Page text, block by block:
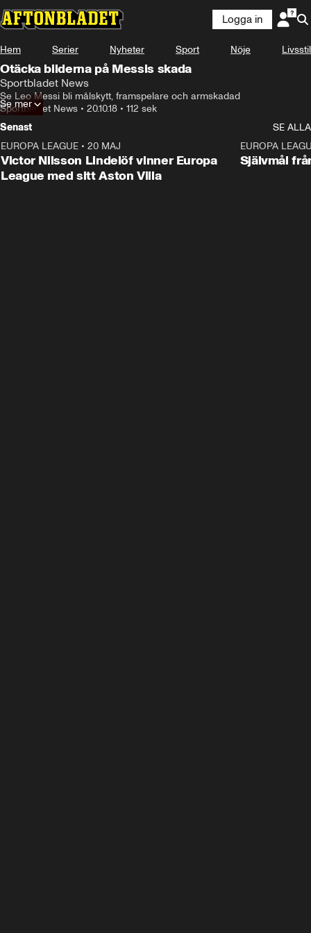
Logga in
Hem Serier Nyheter Sport Nöje Livsstil
Otäcka bilderna på Messis skada
Sportbladet News
Se Leo Messi bli målskytt, framspelare och armskadad
Sportbladet News • 20.10.18 • 112 sek
Se mer
Senast
SE ALLA
EUROPA LEAGUE • 20 MAJ
Victor Nilsson Lindelöf vinner Europa
League med sitt Aston Villa
EUROPA
Självmål